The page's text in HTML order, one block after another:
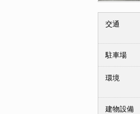
交通
駐車場
環境
建物設備